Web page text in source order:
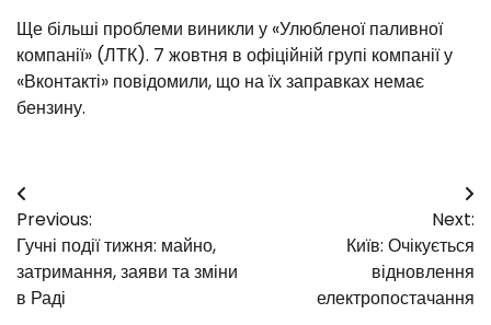
Ще більші проблеми виникли у «Улюбленої паливної
компанії» (ЛТК). 7 жовтня в офіційній групі компанії у
«Вконтакті» повідомили, що на їх заправках немає
бензину.
Навігація
записів
Previous:
Гучні події тижня: майно,
затримання, заяви та зміни
в Раді
Next:
Київ: Очікується
відновлення
електропостачання